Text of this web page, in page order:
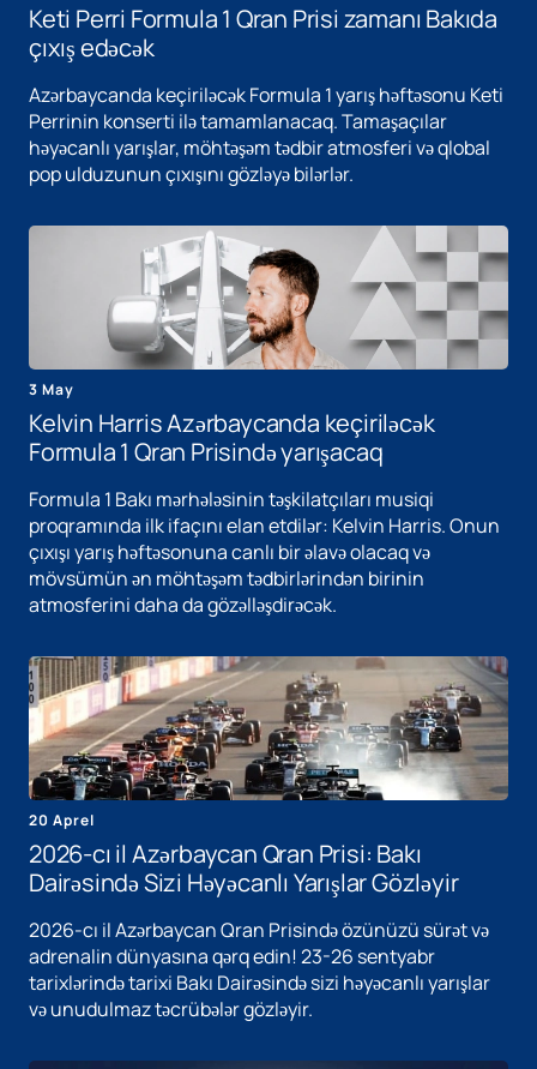
Keti Perri Formula 1 Qran Prisi zamanı Bakıda
çıxış edəcək
Azərbaycanda keçiriləcək Formula 1 yarış həftəsonu Keti
Perrinin konserti ilə tamamlanacaq. Tamaşaçılar
həyəcanlı yarışlar, möhtəşəm tədbir atmosferi və qlobal
pop ulduzunun çıxışını gözləyə bilərlər.
3 May
Kelvin Harris Azərbaycanda keçiriləcək
Formula 1 Qran Prisində yarışacaq
Formula 1 Bakı mərhələsinin təşkilatçıları musiqi
proqramında ilk ifaçını elan etdilər: Kelvin Harris. Onun
çıxışı yarış həftəsonuna canlı bir əlavə olacaq və
mövsümün ən möhtəşəm tədbirlərindən birinin
atmosferini daha da gözəlləşdirəcək.
20 Aprel
2026-cı il Azərbaycan Qran Prisi: Bakı
Dairəsində Sizi Həyəcanlı Yarışlar Gözləyir
2026-cı il Azərbaycan Qran Prisində özünüzü sürət və
adrenalin dünyasına qərq edin! 23-26 sentyabr
tarixlərində tarixi Bakı Dairəsində sizi həyəcanlı yarışlar
və unudulmaz təcrübələr gözləyir.